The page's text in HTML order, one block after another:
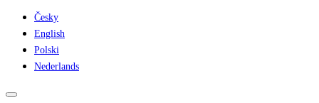
Česky
English
Polski
Nederlands